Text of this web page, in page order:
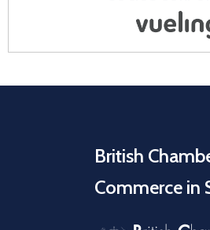
British
Commerce in